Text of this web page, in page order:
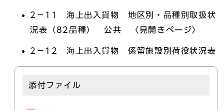
2－11 海上出入貨物 地区別・品種別取扱状
況表（82品種） 公共 〈見開きページ〉
2－12 海上出入貨物 係留施設別荷役状況表
添付ファイル